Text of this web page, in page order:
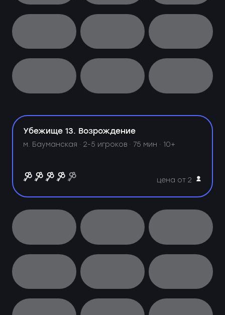
Убежище 13. Возрождение
м. Бауманская ·2-5 игроков · 75 мин · 10+
цена от 2